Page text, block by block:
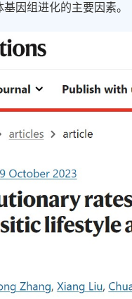
因组进化的主要因素。